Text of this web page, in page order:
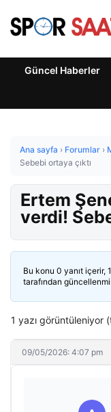
Güncel Haberler
Ana sayfa › Forumlar ›
Sebebi ortaya çıktı
Ertem
verdi!
Bu konu 0 yanıt içerir,
tarafından
1 yazı görüntüleniyor
09/05/2026: 4:07 pm